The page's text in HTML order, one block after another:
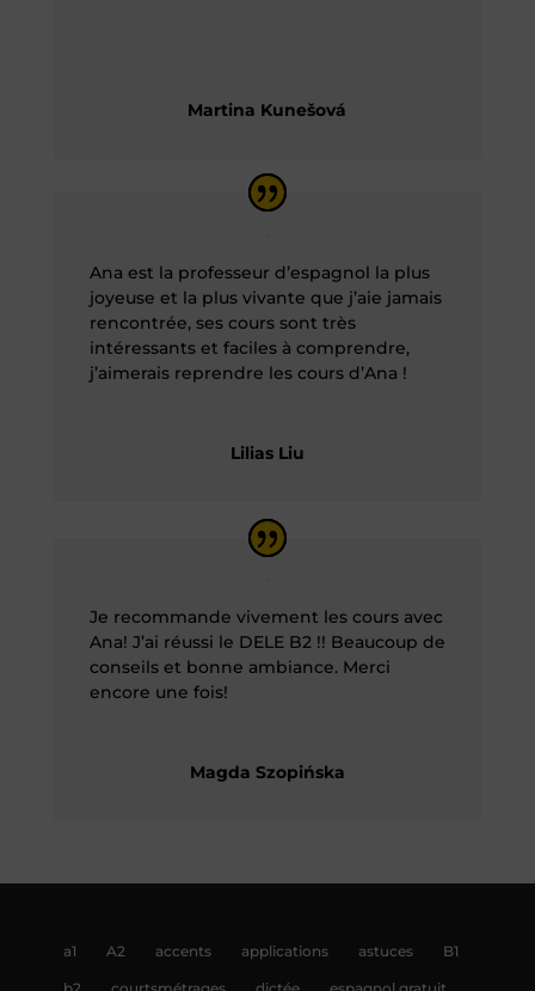
Martina Kunešová
Ana est la professeur d’espagnol la plus
joyeuse et la plus vivante que j’aie jamais
rencontrée, ses cours sont très
intéressants et faciles à comprendre,
j’aimerais reprendre les cours d’Ana !
Lilias Liu
Je recommande vivement les cours avec
Ana! J’ai réussi le DELE B2 !! Beaucoup de
conseils et bonne ambiance. Merci
encore une fois!
Magda Szopińska
a1 A2 accents applications astuces B1